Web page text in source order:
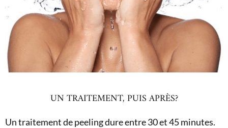
UN TRAITEMENT, PUIS APRÈS?
Un traitement de peeling dure entre 30 et 45 minutes.